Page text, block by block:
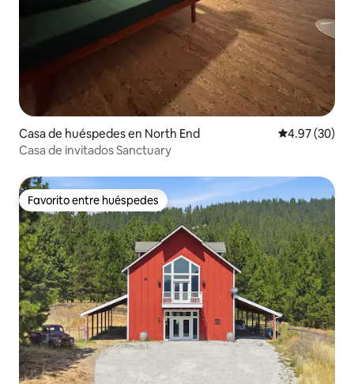
Casa de huéspedes en North End Calificación
4.97 (30)
Casa de invitados Sanctuary
Favorito entre huéspedes
Favorito entre huéspedes